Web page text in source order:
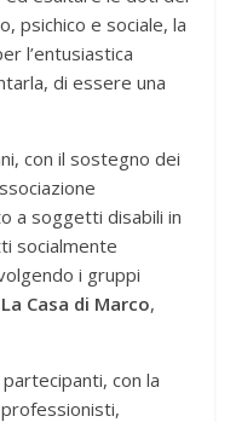
psichico e sociale, la
l’entusiastica
di essere una
con il sostegno dei
a soggetti disabili in
socialmente
i gruppi
La Casa di Marco,
con la